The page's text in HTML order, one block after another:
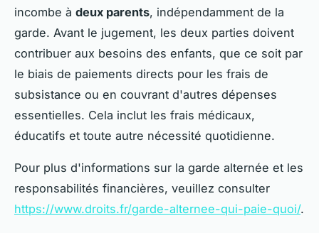
incombe à deux parents, indépendamment de la
garde. Avant le jugement, les deux parties doivent
contribuer aux besoins des enfants, que ce soit par
le biais de paiements directs pour les frais de
subsistance ou en couvrant d'autres dépenses
essentielles. Cela inclut les frais médicaux,
éducatifs et toute autre nécessité quotidienne.
Pour plus d'informations sur la garde alternée et les
responsabilités financières, veuillez consulter
https://www.droits.fr/garde-alternee-qui-paie-quoi/.